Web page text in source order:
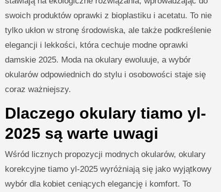
swoich produktów oprawki z bioplastiku i acetatu. To nie
tylko ukłon w stronę środowiska, ale także podkreślenie
elegancji i lekkości, która cechuje modne oprawki
damskie 2025. Moda na okulary ewoluuje, a wybór
okularów odpowiednich do stylu i osobowości staje się
coraz ważniejszy.
Dlaczego okulary tiamo yl-
2025 są warte uwagi
Wśród licznych propozycji modnych okularów, okulary
korekcyjne tiamo yl-2025 wyróżniają się jako wyjątkowy
wybór dla kobiet ceniących elegancję i komfort. To